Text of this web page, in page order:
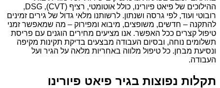
ההילוכים של פיאט פיורינו, כולל אוטומטי, רציף (CVT), DSG,
רובוטי ועוד, לפי גרסה ושנתון. לרשותנו מלאי גדול של גירים זמינים
להתקנה – חדשים, משופצים, מיבוא ומפירוק – מה שמאפשר זמני
טיפול קצרים ככל האפשר. אנו מציעים מחירים הוגנים עם פריסת
תשלומים נוחה, ובסיום העבודה מבצעים בדיקת תקינות מקיפה
ונסיעת מבחן. כל טיפול מלווה באחריות מלאה על הגיר ועל
העבודה.
תקלות נפוצות בגיר פיאט פיורינו